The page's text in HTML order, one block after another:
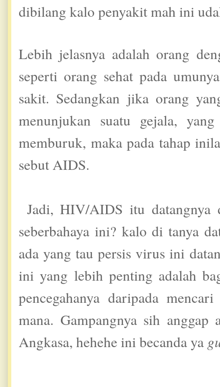
dibilang kalo penyakit mah ini
Lebih jelasnya adalah orang
seperti orang sehat pada
sakit. Sedangkan jika orang
menunjukan suatu gejala,
memburuk, maka pada tahap
sebut AIDS.
Jadi, HIV/AIDS itu
seberbahaya ini? kalo di tanya
ada yang tau persis virus ini
ini yang lebih penting adalah
pencegahanya daripada
mana. Gampangnya sih
Angkasa, hehehe ini becanda ya